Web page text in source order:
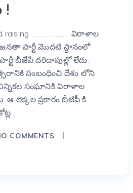
!
raising………………… విరాళాల
పార్టీ మొదటి స్థానంలో
బీజేపీ దరిదాపుల్లో లేదు.
సంబంధించి దేశం లోని
ఎన్నికల సంఘానికి విరాళాల
లెక్కల ప్రకారం బీజేపీ కి
…
COMMENTS